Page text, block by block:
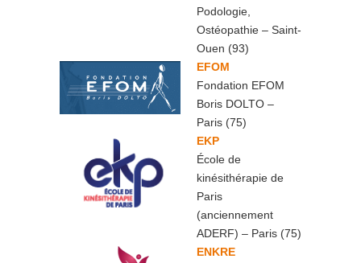
Podologie,
Ostéopathie – Saint-
Ouen (93)
EFOM
Fondation EFOM
Boris DOLTO –
Paris (75)
EKP
École de
kinésithérapie de
Paris
(anciennement
ADERF) – Paris (75)
ENKRE